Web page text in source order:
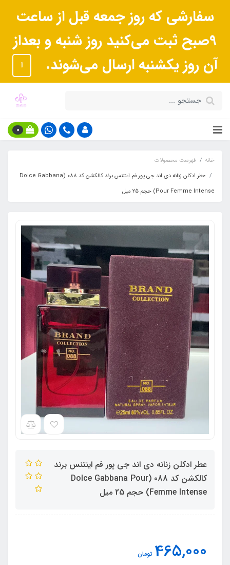
سفارشی که روز جمعه قبل از ساعت
9صبح ثبت می‌کنید روز شنبه و بعداز
آن روز یکشنبه ارسال می‌شوند.
ا
0
خانه
فهرست محصولات
عطر ادکلن زنانه دی اند جی پور فم اینتنس برند کالکشن کد 088 (Dolce Gabbana
Pour Femme Intense) حجم 25 میل
عطر ادکلن زنانه دی اند جی پور فم اینتنس برند
کالکشن کد 088 (Dolce Gabbana Pour
Femme Intense) حجم 25 میل
465,000 تومان